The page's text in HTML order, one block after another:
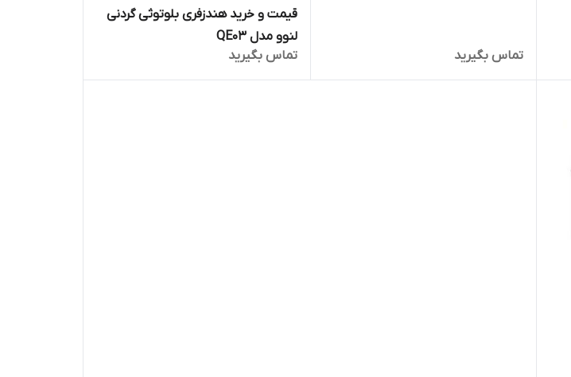
تماس بگیرید
قیمت و خرید هندزفری بلوتوثی گردنی
لنوو مدل QE03
تماس بگیرید